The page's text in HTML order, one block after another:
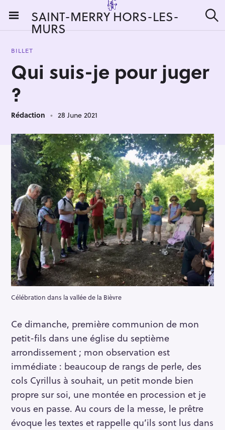
i
SAINT-MERRY HORS-LES-
MURS e
BILLET
Qui suis-je pour juger
?
Rédaction 28 June 2021
Célébration dans la vallée de la Bièvre
Ce dimanche, première communion de mon
petit-fils dans une église du septième
arrondissement ; mon observation est
immédiate : beaucoup de rangs de perle, des
cols Cyrillus à souhait, un petit monde bien
propre sur soi, une montée en procession et je
vous en passe. Au cours de la messe, le prêtre
évoque les textes et rappelle qu’ils sont lus dans